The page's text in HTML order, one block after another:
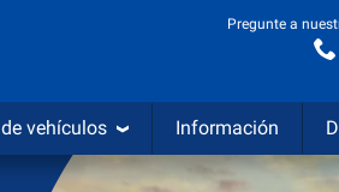
Pregunte a
vehículos Información